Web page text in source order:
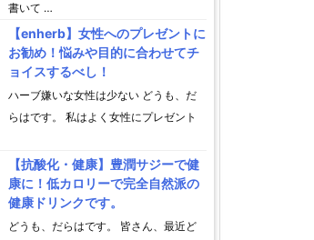
書いて …
【enherb】女性へのプレゼントに
お勧め！悩みや目的に合わせてチ
ョイスするべし！
ハーブ嫌いな女性は少ない どうも、だ
らはです。 私はよく女性にプレゼント
【抗酸化・健康】豊潤サジーで健
康に！低カロリーで完全自然派の
健康ドリンクです。
どうも、だらはです。 皆さん、最近ど